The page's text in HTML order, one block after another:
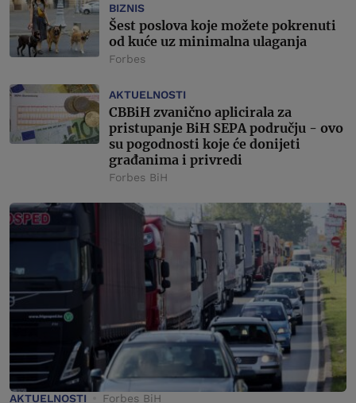
BIZNIS
Šest poslova koje možete pokrenuti
od kuće uz minimalna ulaganja
Forbes
AKTUELNOSTI
CBBiH zvanično aplicirala za
pristupanje BiH SEPA području - ovo
su pogodnosti koje će donijeti
građanima i privredi
Forbes BiH
AKTUELNOSTI Forbes BiH